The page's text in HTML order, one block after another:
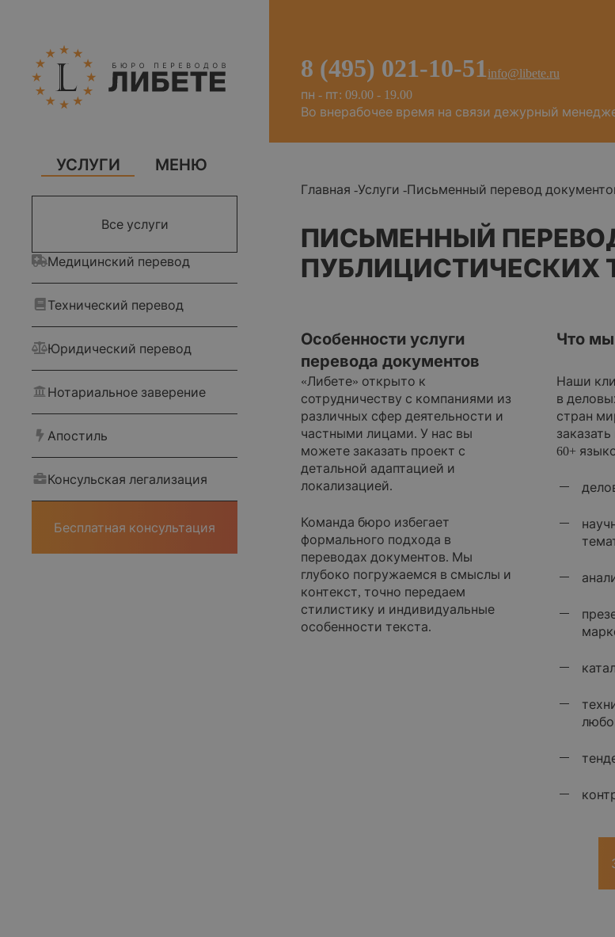
УСЛУГИ МЕНЮ
Все услуги
Медицинский перевод
Технический перевод
Юридический перевод
Нотариальное заверение
Апостиль
Консульская легализация
О компании
Бесплатная консультация
8 (495) 021-10-51info@libete.ru
пн - пт: 09.00 - 19.00
Во внерабочее время на связи дежурный
Главная -Услуги -Письменный перевод
ПИСЬМЕННЫЙ
ПУБЛИЦИСТИЧЕСКИХ
Особенности услуги
перевода документов
Что
«Либете» открыто к
сотрудничеству с компаниями из
различных сфер деятельности и
частными лицами. У нас вы
можете заказать проект с
детальной адаптацией и
локализацией.
Команда бюро избегает
формального подхода в
переводах документов. Мы
глубоко погружаемся в смыслы и
контекст, точно передаем
стилистику и индивидуальные
особенности текста.
Наши
в
стран
60+